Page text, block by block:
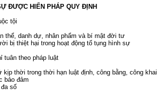
ĐƯỢC HIẾN PHÁP QUY ĐỊNH
tội
thể, danh dự, nhân phẩm và bí mật đời tư
bị thiệt hại trong hoạt động tố tụng hình sự
tuân theo pháp luật
thời trong thời hạn luật định, công bằng, công khai
bảo đảm
số